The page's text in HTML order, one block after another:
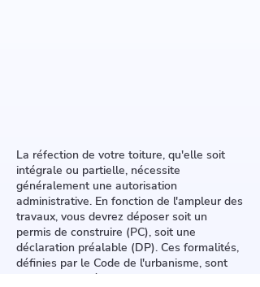
La réfection de votre toiture, qu'elle soit
intégrale ou partielle, nécessite
généralement une autorisation
administrative. En fonction de l'ampleur des
travaux, vous devrez déposer soit un
permis de construire (PC), soit une
déclaration préalable (DP). Ces formalités,
définies par le Code de l'urbanisme, sont
soumises aux règles d'urbanisme locales